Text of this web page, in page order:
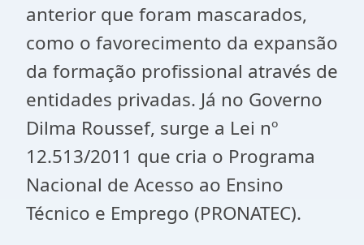
anterior que foram mascarados,
como o favorecimento da expansão
da formação profissional através de
entidades privadas. Já no Governo
Dilma Roussef, surge a Lei nº
12.513/2011 que cria o Programa
Nacional de Acesso ao Ensino
Técnico e Emprego (PRONATEC).